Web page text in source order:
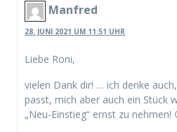
Manfred
28. JUNI 2021 UM 11:51 UHR
Liebe Roni,
vielen Dank dir! … ich denke
passt, mich aber auch ein Stück
„Neu-Einstieg“ ernst zu nehmen!